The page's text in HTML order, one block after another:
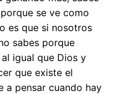
se ve como
es que si nosotros
sabes porque
igual que Dios y
que existe el
a pensar cuando hay